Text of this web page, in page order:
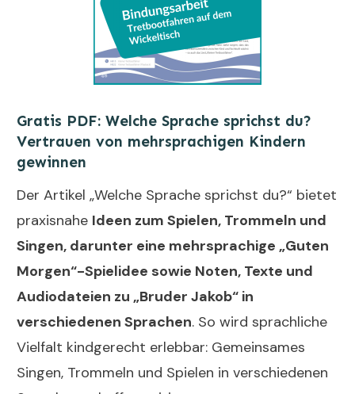
Gratis PDF: Welche Sprache sprichst du?
Vertrauen von mehrsprachigen Kindern
gewinnen
Der Artikel „Welche Sprache sprichst du?“ bietet
praxisnahe Ideen zum Spielen, Trommeln und
Singen, darunter eine mehrsprachige „Guten
Morgen“-Spielidee sowie Noten, Texte und
Audiodateien zu „Bruder Jakob“ in
verschiedenen Sprachen. So wird sprachliche
Vielfalt kindgerecht erlebbar: Gemeinsames
Singen, Trommeln und Spielen in verschiedenen